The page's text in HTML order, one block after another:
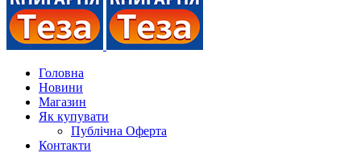
Головна
Новини
Магазин
Як купувати
Публічна Оферта
Контакти